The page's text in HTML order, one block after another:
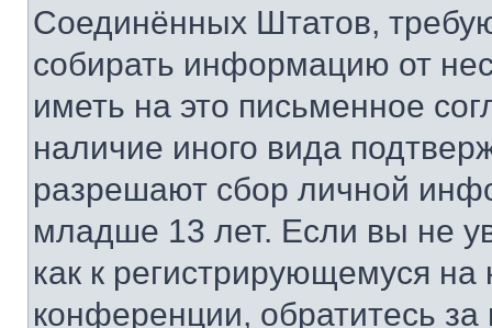
Соединённых Штатов,
собирать информацию от
иметь на это письменное
наличие иного вида
разрешают сбор личной
младше 13 лет. Если вы не
как к регистрирующемуся
конференции, обратитесь